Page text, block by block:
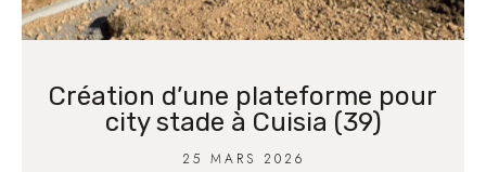
Création d’une plateforme pour
city stade à Cuisia (39)
25 MARS 2026